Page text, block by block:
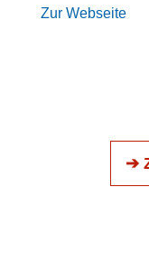
Zur Webseite
➔